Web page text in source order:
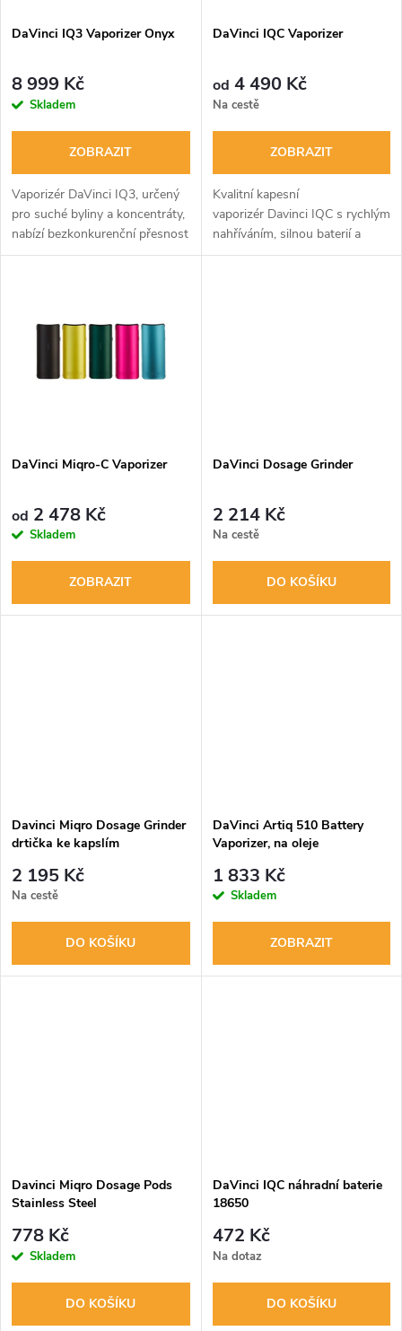
p
r
o
d
u
s
p
r
d
u
DaVinci IQ3 Vaporizer Onyx
8 999 Kč
Skladem
ZOBRAZIT
Vaporizér DaVinci IQ3, určený
pro suché byliny a koncentráty,
nabízí bezkonkurenční přesnost
chuti díky nejnovější technologii
DaVinci IQC Vaporizer
od 4 490 Kč
Na cestě
ZOBRAZIT
Kvalitní kapesní
vaporizér Davinci IQC s rychlým
nahříváním, silnou baterií a
použitím jak na sušené bylinky
DaVinci Miqro-C Vaporizer
od 2 478 Kč
Skladem
ZOBRAZIT
DaVinci Dosage Grinder
2 214 Kč
Na cestě
DO KOŠÍKU
Davinci Miqro Dosage Grinder
drtička ke kapslím
2 195 Kč
Na cestě
DO KOŠÍKU
DaVinci Artiq 510 Battery
Vaporizer, na oleje
1 833 Kč
Skladem
ZOBRAZIT
Davinci Miqro Dosage Pods
Stainless Steel
778 Kč
Skladem
DO KOŠÍKU
DaVinci IQC náhradní baterie
18650
472 Kč
Na dotaz
DO KOŠÍKU